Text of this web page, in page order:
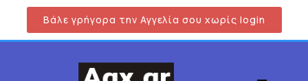
Βάλε γρήγορα την Αγγελία σου χωρίς login